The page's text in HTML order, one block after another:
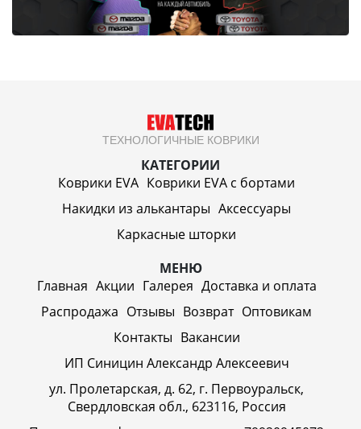
ТЕХНОЛОГИЧНЫЕ КОВРИКИ
КАТЕГОРИИ
Коврики EVA Коврики EVA c бортами
Накидки из алькантары Аксессуары
Каркасные шторки
МЕНЮ
Главная Акции Галерея Доставка и оплата
Распродажа Отзывы Возврат Оптовикам
Контакты Вакансии
ИП Синицин Александр Алексеевич
ул. Пролетарская, д. 62, г. Первоуральск,
Свердловская обл., 623116, Россия